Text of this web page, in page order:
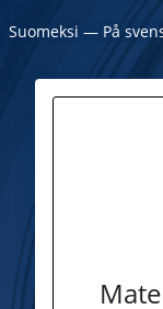
Suomeksi ― På